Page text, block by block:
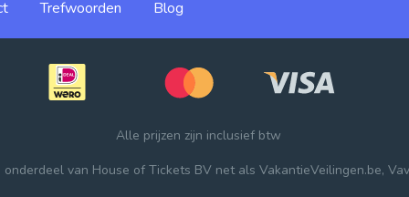
Trefwoorden Blog
Alle prijzen zijn inclusief btw
onderdeel van House of Tickets BVnet als VakantieVeilingen.be,